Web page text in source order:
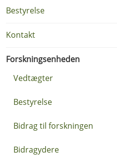
Bestyrelse
Kontakt
Forskningsenheden
Vedtægter
Bestyrelse
Bidrag til forskningen
Bidragydere